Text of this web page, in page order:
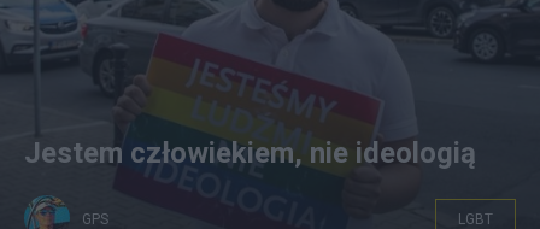
Jestem człowiekiem, nie ideologią
GPS LGBT